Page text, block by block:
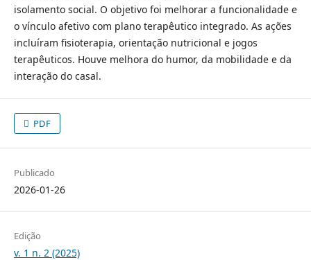
isolamento social. O objetivo foi melhorar a funcionalidade e
o vínculo afetivo com plano terapêutico integrado. As ações
incluíram fisioterapia, orientação nutricional e jogos
terapêuticos. Houve melhora do humor, da mobilidade e da
interação do casal.
PDF
Publicado
2026-01-26
Edição
v. 1 n. 2 (2025)